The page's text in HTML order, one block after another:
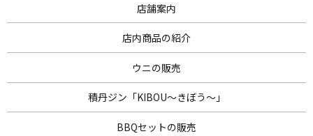
店舗案内
店内商品の紹介
ウニの販売
積丹ジン「KIBOU～きぼう～」
BBQセットの販売